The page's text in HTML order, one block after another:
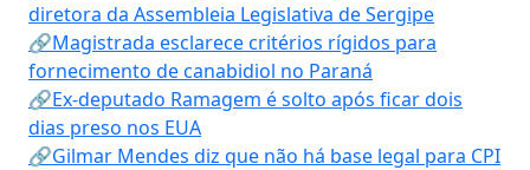
diretora da Assembleia Legislativa de Sergipe
🔗Magistrada esclarece critérios rígidos para
fornecimento de canabidiol no Paraná
🔗Ex-deputado Ramagem é solto após ficar dois
dias preso nos EUA
🔗Gilmar Mendes diz que não há base legal para CPI